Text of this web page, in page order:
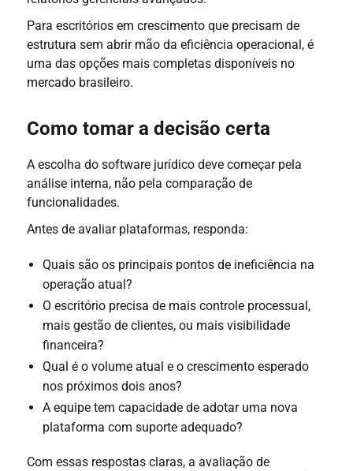
Para escritórios em crescimento que precisam de
estrutura sem abrir mão da eficiência operacional, é
uma das opções mais completas disponíveis no
mercado brasileiro.
Como tomar a decisão certa
A escolha do software jurídico deve começar pela
análise interna, não pela comparação de
funcionalidades.
Antes de avaliar plataformas, responda:
Quais são os principais pontos de ineficiência na
operação atual?
O escritório precisa de mais controle processual,
mais gestão de clientes, ou mais visibilidade
financeira?
Qual é o volume atual e o crescimento esperado
nos próximos dois anos?
A equipe tem capacidade de adotar uma nova
plataforma com suporte adequado?
Com essas respostas claras, a avaliação de